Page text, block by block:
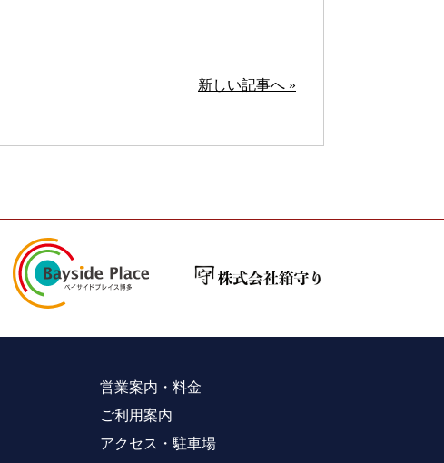
新しい記事へ »
営業案内・料金
ご利用案内
アクセス・駐車場